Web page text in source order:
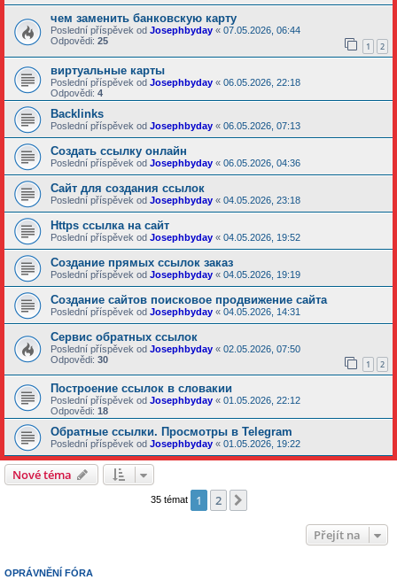
чем заменить банковскую карту
Poslední příspěvek od Josephbyday « 07.05.2026, 06:44
Odpovědi: 25 1 2
виртуальные карты
Poslední příspěvek od Josephbyday « 06.05.2026, 22:18
Odpovědi: 4
Backlinks
Poslední příspěvek od Josephbyday « 06.05.2026, 07:13
Создать ссылку онлайн
Poslední příspěvek od Josephbyday « 06.05.2026, 04:36
Сайт для создания ссылок
Poslední příspěvek od Josephbyday « 04.05.2026, 23:18
Https ссылка на сайт
Poslední příspěvek od Josephbyday « 04.05.2026, 19:52
Создание прямых ссылок заказ
Poslední příspěvek od Josephbyday « 04.05.2026, 19:19
Создание сайтов поисковое продвижение сайта
Poslední příspěvek od Josephbyday « 04.05.2026, 14:31
Сервис обратных ссылок
Poslední příspěvek od Josephbyday « 02.05.2026, 07:50
Odpovědi: 30 1 2
Построение ссылок в словакии
Poslední příspěvek od Josephbyday « 01.05.2026, 22:12
Odpovědi: 18
Обратные ссылки. Просмотры в Telegram
Poslední příspěvek od Josephbyday « 01.05.2026, 19:22
Nové téma
35 témat 1 2
Přejít na
OPRÁVNĚNÍ FÓRA